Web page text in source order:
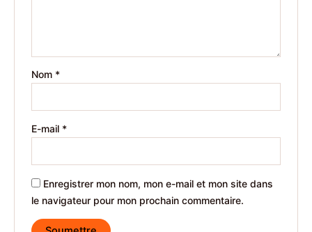
Nom *
E-mail *
Enregistrer mon nom, mon e-mail et mon site dans
le navigateur pour mon prochain commentaire.